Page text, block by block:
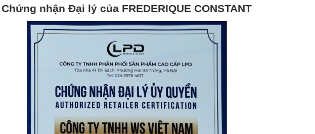
Chứng nhận Đại lý của FREDERIQUE CONSTANT